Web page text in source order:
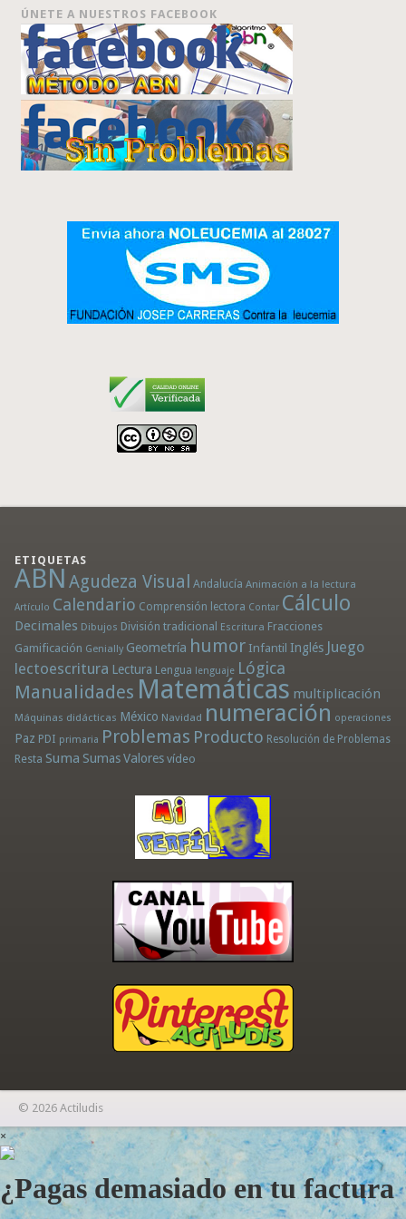
ÚNETE A NUESTROS FACEBOOK
ETIQUETAS
ABN Agudeza Visual Andalucía Animación a la lectura
Artículo Calendario Comprensión lectora Contar Cálculo
Decimales Dibujos División tradicional Escritura Fracciones
Gamificación Genially Geometría humor Infantil Inglés Juego
lectoescritura Lectura Lengua lenguaje Lógica
Manualidades Matemáticas multiplicación
Máquinas didácticas México Navidad numeración operaciones
Paz PDI primaria Problemas Producto Resolución de Problemas
Resta Suma Sumas Valores vídeo
© 2026 Actiludis
×
¿Pagas demasiado en tu factura